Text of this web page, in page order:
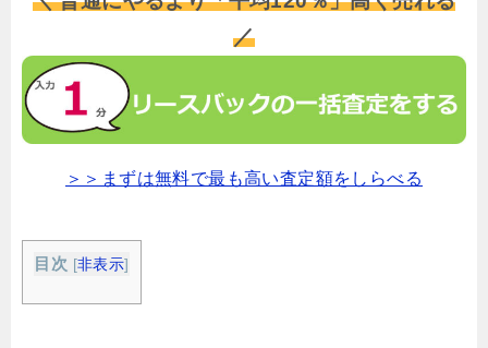
／
＞＞まずは無料で最も高い査定額をしらべる
目次 [非表示]